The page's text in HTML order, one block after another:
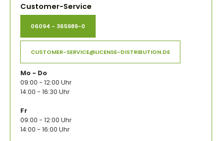
Customer-Service
06094 - 365989-0
CUSTOMER-SERVICE@LICENSE-DISTRIBUTION.DE
Mo - Do
09:00 - 12:00 Uhr
14:00 - 16:30 Uhr
Fr
09:00 - 12:00 Uhr
14:00 - 16:00 Uhr